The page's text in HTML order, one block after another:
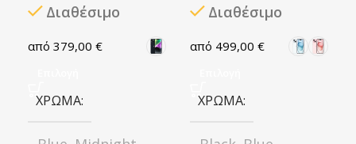
Διαθέσιμο
379,00 €
ΧΡΏΜΑ
Διαθέσιμο
499,00 €
ΧΡΏΜΑ